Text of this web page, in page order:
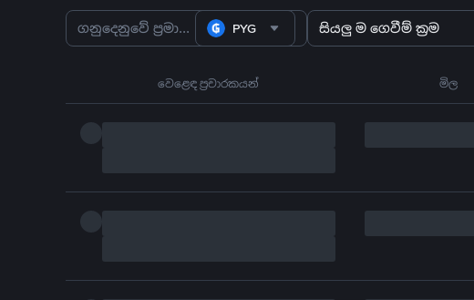
PYG සියලු ම ගෙවීම් ක්‍රම
වෙළෙඳ ප්‍රචාරකයන් මිල